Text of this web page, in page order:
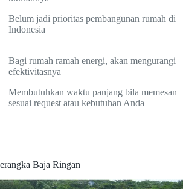
Belum jadi prioritas pembangunan rumah di
Indonesia
Bagi rumah ramah energi, akan mengurangi
efektivitasnya
Membutuhkan waktu panjang bila memesan
sesuai request atau kebutuhan Anda
Baja Ringan